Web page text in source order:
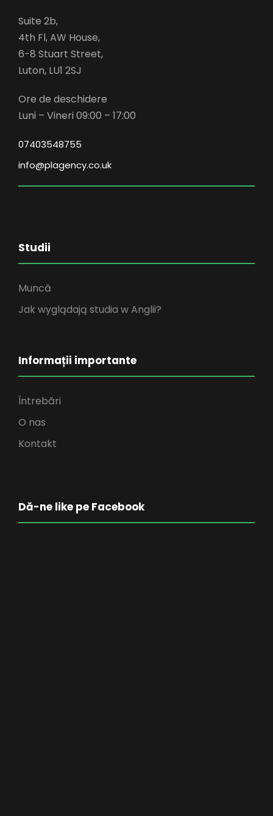
Suite 2b,
4th Fl, AW House,
6-8 Stuart Street,
Luton, LU1 2SJ
Ore de deschidere
Luni – Vineri 09:00 – 17:00
07403548755
info@plagency.co.uk
Studii
Muncă
Jak wyglądają studia w Anglii?
Informații importante
Întrebări
O nas
Kontakt
Dă-ne like pe Facebook